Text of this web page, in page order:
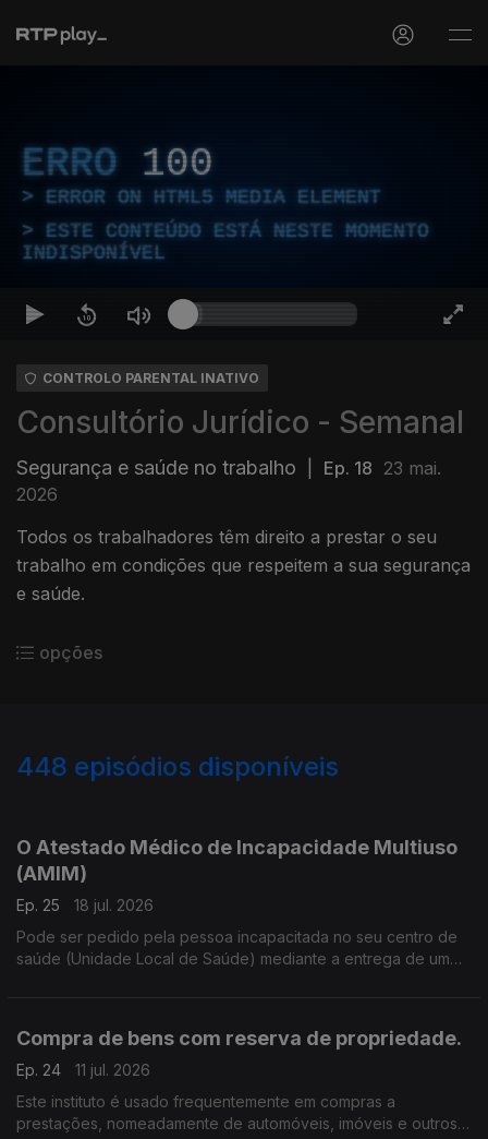
ERRO 100
ERROR ON HTML5 MEDIA ELEMENT
ESTE CONTEÚDO ESTÁ NESTE MOMENTO
INDISPONÍVEL
CONTROLO PARENTAL INATIVO
Consultório Jurídico - Semanal
Segurança e saúde no trabalho Ep. 18 23 mai.
2026
Todos os trabalhadores têm direito a prestar o seu
trabalho em condições que respeitem a sua segurança
e saúde.
opções
448 episódios disponíveis
O Atestado Médico de Incapacidade Multiuso
(AMIM)
Ep. 25
18 jul. 2026
Pode ser pedido pela pessoa incapacitada no seu centro de
saúde (Unidade Local de Saúde) mediante a entrega de um
Compra de bens com reserva de propriedade.
Ep. 24
11 jul. 2026
Este instituto é usado frequentemente em compras a
prestações, nomeadamente de automóveis, imóveis e outros